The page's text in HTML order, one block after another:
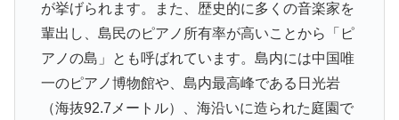
が挙げられます。また、歴史的に多くの音楽家を
輩出し、島民のピアノ所有率が高いことから「ピ
アノの島」とも呼ばれています。島内には中国唯
一のピアノ博物館や、島内最高峰である日光岩
（海抜92.7メートル）、海沿いに造られた庭園で